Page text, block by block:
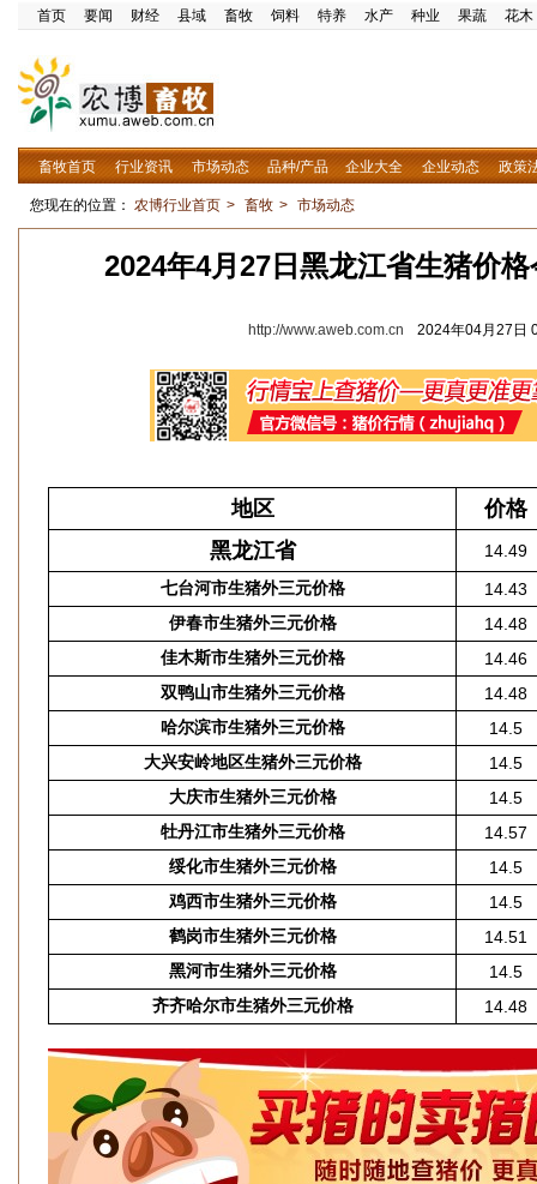
首页 要闻 财经 县域 畜牧 饲料 特养 水产 种业 果蔬 花木
畜牧首页 行业资讯 市场动态 品种/产品 企业大全 企业动态 政策
您现在的位置： 农博行业首页 > 畜牧 > 市场动态
2024年4月27日黑龙江省生猪价
http://www.aweb.com.cn 2024年04月27日
地区
价格
黑龙江省
14.49
七台河市生猪外三元价格
14.43
伊春市生猪外三元价格
14.48
佳木斯市生猪外三元价格
14.46
双鸭山市生猪外三元价格
14.48
哈尔滨市生猪外三元价格
14.5
大兴安岭地区生猪外三元价格
14.5
大庆市生猪外三元价格
14.5
牡丹江市生猪外三元价格
14.57
绥化市生猪外三元价格
14.5
鸡西市生猪外三元价格
14.5
鹤岗市生猪外三元价格
14.51
黑河市生猪外三元价格
14.5
齐齐哈尔市生猪外三元价格
14.48